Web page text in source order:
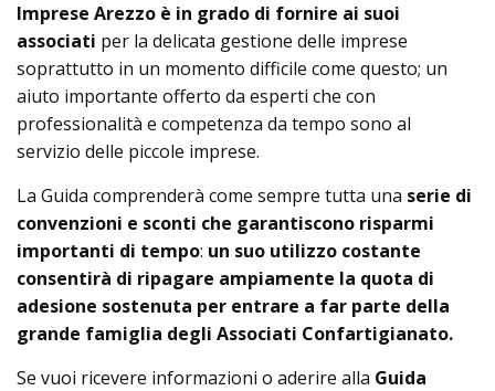
Imprese Arezzo è in grado di fornire ai suoi
associati per la delicata gestione delle imprese
soprattutto in un momento difficile come questo; un
aiuto importante offerto da esperti che con
professionalità e competenza da tempo sono al
servizio delle piccole imprese.
La Guida comprenderà come sempre tutta una serie di
convenzioni e sconti che garantiscono risparmi
importanti di tempo: un suo utilizzo costante
consentirà di ripagare ampiamente la quota di
adesione sostenuta per entrare a far parte della
grande famiglia degli Associati Confartigianato.
Se vuoi ricevere informazioni o aderire alla Guida